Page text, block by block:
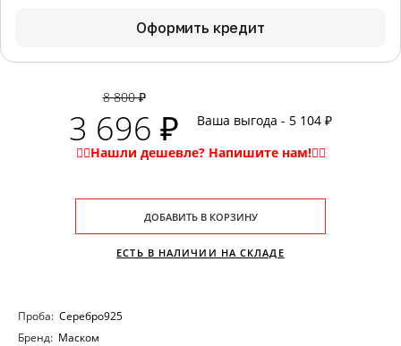
8 800 ₽
3 696 ₽ Ваша выгода - 5 104 ₽
Оформить кредит
ДОБАВИТЬ В КОРЗИНУ
ЕСТЬ В НАЛИЧИИ НА СКЛАДЕ
Проба: Серебро925
Бренд: Маском